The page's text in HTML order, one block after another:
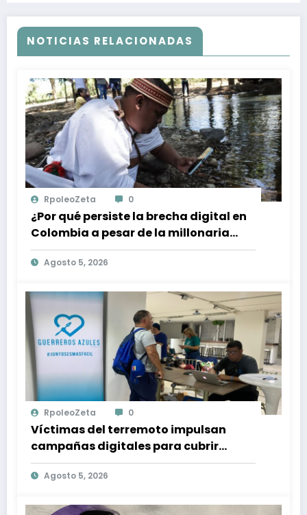
NOTICIAS RELACIONADAS
RpoleoZeta 0
¿Por qué persiste la brecha digital en
Colombia a pesar de la millonaria
inversión en conectividad?
Agosto 5, 2026
RpoleoZeta 0
Víctimas del terremoto impulsan
campañas digitales para cubrir
gastos médicos y rehabilitación
Agosto 5, 2026